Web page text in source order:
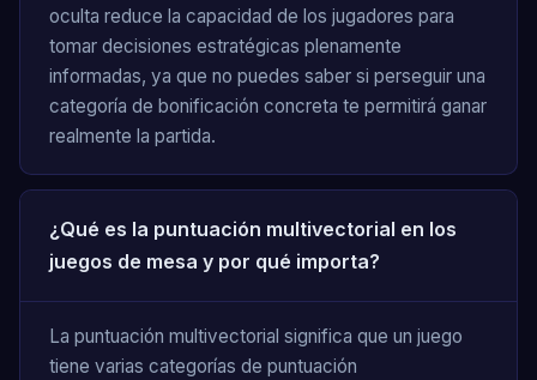
oculta reduce la capacidad de los jugadores para
tomar decisiones estratégicas plenamente
informadas, ya que no puedes saber si perseguir una
categoría de bonificación concreta te permitirá ganar
realmente la partida.
¿Qué es la puntuación multivectorial en los
juegos de mesa y por qué importa?
La puntuación multivectorial significa que un juego
tiene varias categorías de puntuación